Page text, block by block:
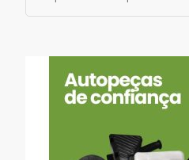
algo?